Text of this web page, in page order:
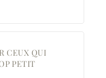
CEUX QUI
PETIT